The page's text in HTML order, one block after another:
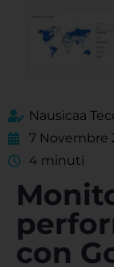
Nausicaa
7 Novembre
4 minuti
con